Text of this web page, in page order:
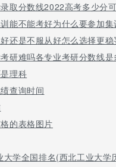
取分数线2022高考多少分
能不能考好为什么要参加集
还是不服从好怎么选择更稳
研难吗各专业考研分数线是
理科
查询时间
的表格图片
学全国排名(西北工业大学